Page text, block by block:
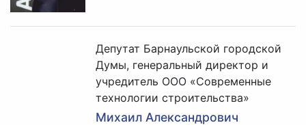
Депутат Барнаульской городской
Думы, генеральный директор и
учредитель ООО «Современные
технологии строительства»
Михаил Александрович